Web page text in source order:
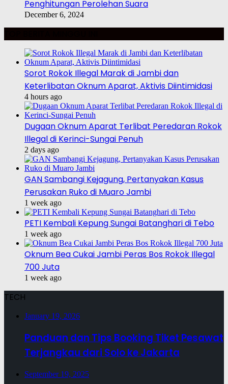
Penghitungan Perolehan Suara
December 6, 2024
Sorot Rokok Illegal Marak di Jambi dan
Keterlibatan Oknum Aparat, Aktivis Diintimidasi
4 hours ago
Dugaan Oknum Aparat Terlibat Peredaran Rokok
Illegal di Kerinci-Sungai Penuh
2 days ago
GAN Sambangi Kejagung, Pertanyakan Kasus
Perusakan Ruko di Muaro Jambi
1 week ago
PETI Kembali Kepung Sungai Batanghari di Tebo
1 week ago
Oknum Bea Cukai Jambi Peras Bos Rokok Illegal
700 Juta
1 week ago
TECH
January 19, 2026
Panduan dan Tips Booking Tiket Pesawat
Terjangkau dari Solo ke Jakarta
September 19, 2025